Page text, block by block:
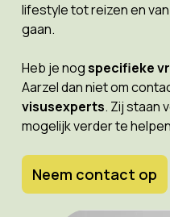
lifestyle tot reizen en
gaan.
Heb je nogspecifieke
Aarzel dan niet om
visusexperts. Zij staan
mogelijk verder te
Neem contact op